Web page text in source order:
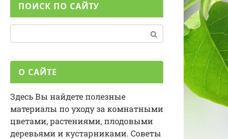
ПОИСК ПО САЙТУ
О САЙТЕ
Здесь Вы найдете полезные
материалы по уходу за комнатными
цветами, растениями, плодовыми
деревьями и кустарниками. Советы